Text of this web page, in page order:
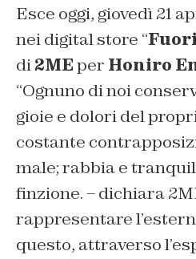
Esce oggi, giovedì 21
nei digital store “Fuori
di2MEper Honiro
“Ognuno di noi
gioie e dolori del
costante
male; rabbia e
finzione.– dichiara
rappresentare
questo, attraverso